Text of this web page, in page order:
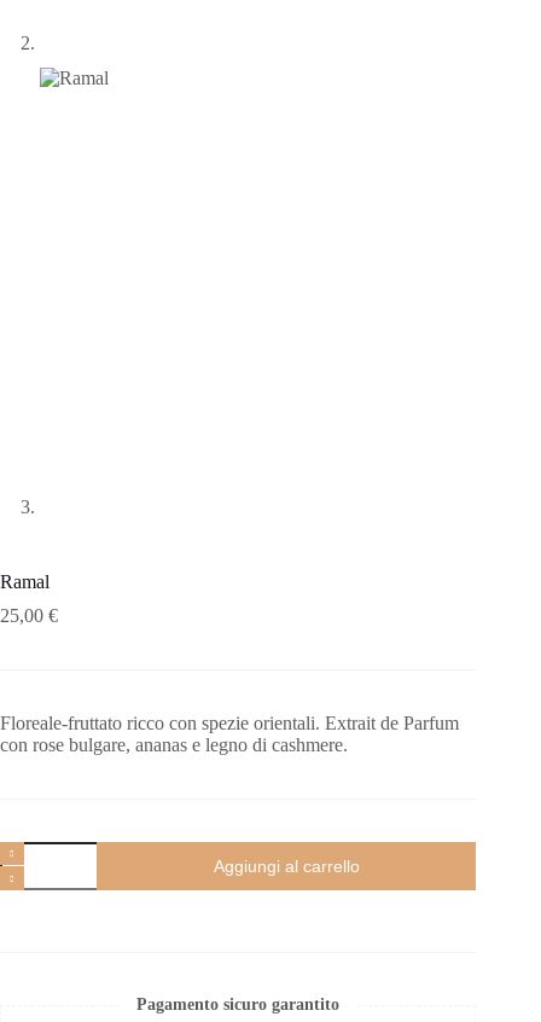
Ramal
25,00 €
Floreale-fruttato ricco con spezie orientali. Extrait de Parfum
con rose bulgare, ananas e legno di cashmere.
Aggiungi al carrello
Pagamento sicuro garantito